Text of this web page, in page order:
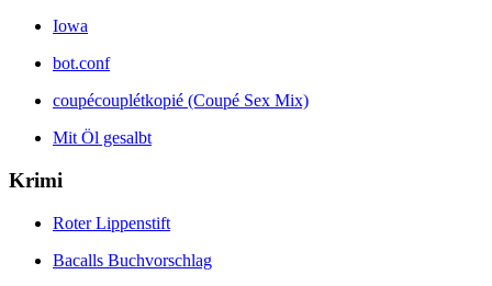
Iowa
bot.conf
coupécouplétkopié (Coupé Sex Mix)
Mit Öl gesalbt
Krimi
Roter Lippenstift
Bacalls Buchvorschlag